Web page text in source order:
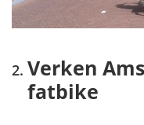
Verken
fatbike